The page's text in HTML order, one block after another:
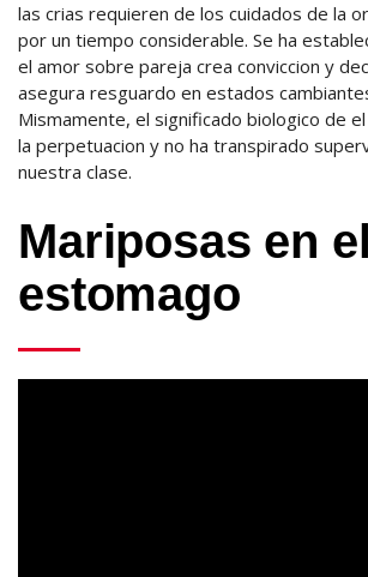
las crias requieren de los cuidados de la
por un tiempo considerable. Se ha
el amor sobre pareja crea conviccion y
asegura resguardo en estados
Mismamente, el significado biologico de
la perpetuacion y no ha transpirado
nuestra clase.
Mariposas en el
estomago